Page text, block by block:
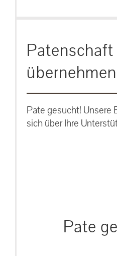
auf: 0162-
Patenschaft
übernehmen
Pate gesucht! Unsere
sich über Ihre
Pate